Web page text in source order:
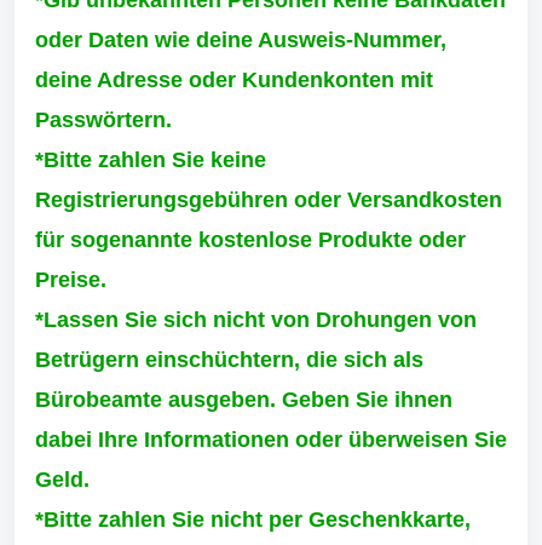
oder Daten wie deine Ausweis-Nummer,
deine Adresse oder Kundenkonten mit
Passwörtern.
*Bitte zahlen Sie keine
Registrierungsgebühren oder Versandkosten
für sogenannte kostenlose Produkte oder
Preise.
*Lassen Sie sich nicht von Drohungen von
Betrügern einschüchtern, die sich als
Bürobeamte ausgeben. Geben Sie ihnen
dabei Ihre Informationen oder überweisen Sie
Geld.
*Bitte zahlen Sie nicht per Geschenkkarte,